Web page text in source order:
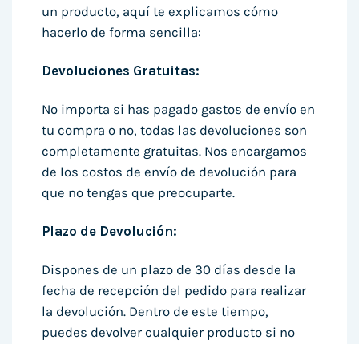
un producto, aquí te explicamos cómo
hacerlo de forma sencilla:
Devoluciones Gratuitas:
No importa si has pagado gastos de envío en
tu compra o no, todas las devoluciones son
completamente gratuitas. Nos encargamos
de los costos de envío de devolución para
que no tengas que preocuparte.
Plazo de Devolución:
Dispones de un plazo de 30 días desde la
fecha de recepción del pedido para realizar
la devolución. Dentro de este tiempo,
puedes devolver cualquier producto si no